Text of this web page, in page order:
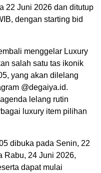
22 Juni 2026 dan ditutup
dengan starting bid
menggelar Luxury
salah satu tas ikonik
yang akan dilelang
@degaiya.id.
lelang rutin
luxury item pilihan
dibuka pada Senin, 22
Rabu, 24 Juni 2026,
dapat mulai